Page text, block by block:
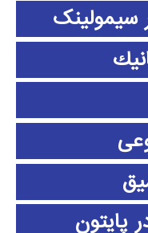
سیمولینک
پایتون